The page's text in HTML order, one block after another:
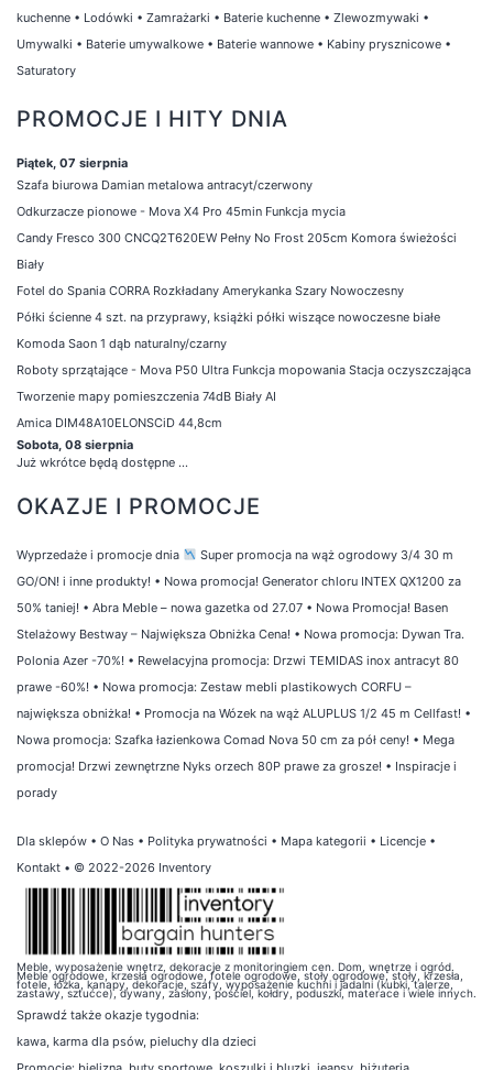
kuchenne • Lodówki • Zamrażarki • Baterie kuchenne • Zlewozmywaki •
Umywalki • Baterie umywalkowe • Baterie wannowe • Kabiny prysznicowe •
Saturatory
PROMOCJE I HITY DNIA
Piątek, 07 sierpnia
Szafa biurowa Damian metalowa antracyt/czerwony
Odkurzacze pionowe - Mova X4 Pro 45min Funkcja mycia
Candy Fresco 300 CNCQ2T620EW Pełny No Frost 205cm Komora świeżości
Biały
Fotel do Spania CORRA Rozkładany Amerykanka Szary Nowoczesny
Półki ścienne 4 szt. na przyprawy, książki półki wiszące nowoczesne białe
Komoda Saon 1 dąb naturalny/czarny
Roboty sprzątające - Mova P50 Ultra Funkcja mopowania Stacja oczyszczająca
Tworzenie mapy pomieszczenia 74dB Biały AI
Amica DIM48A10ELONSCiD 44,8cm
Sobota, 08 sierpnia
Już wkrótce będą dostępne ...
OKAZJE I PROMOCJE
Wyprzedaże i promocje dnia
Super promocja na wąż ogrodowy 3/4 30 m
GO/ON! i inne produkty! • Nowa promocja! Generator chloru INTEX QX1200 za
50% taniej! • Abra Meble – nowa gazetka od 27.07 • Nowa Promocja! Basen
Stelażowy Bestway – Największa Obniżka Cena! • Nowa promocja: Dywan Tra.
Polonia Azer -70%! • Rewelacyjna promocja: Drzwi TEMIDAS inox antracyt 80
prawe -60%! • Nowa promocja: Zestaw mebli plastikowych CORFU –
największa obniżka! • Promocja na Wózek na wąż ALUPLUS 1/2 45 m Cellfast! •
Nowa promocja: Szafka łazienkowa Comad Nova 50 cm za pół ceny! • Mega
promocja! Drzwi zewnętrzne Nyks orzech 80P prawe za grosze! • Inspiracje i
porady
Dla sklepów • O Nas • Polityka prywatności • Mapa kategorii • Licencje •
Kontakt • © 2022-2026 Inventory
Meble, wyposażenie wnętrz, dekoracje z monitoringiem cen. Dom, wnętrze i ogród.
Meble ogrodowe, krzesła ogrodowe, fotele ogrodowe, stoły ogrodowe, stoły, krzesła,
fotele, łóżka, kanapy, dekoracje, szafy, wyposażenie kuchni i jadalni (kubki, talerze,
zastawy, sztućce), dywany, zasłony, pościel, kołdry, poduszki, materace i wiele innych.
Sprawdź także okazje tygodnia:
kawa, karma dla psów, pieluchy dla dzieci